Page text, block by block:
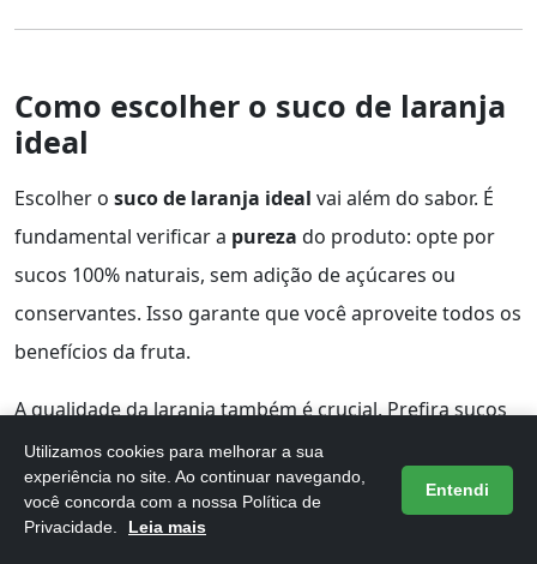
Como escolher o suco de laranja
ideal
Escolher o suco de laranja ideal vai além do sabor. É
fundamental verificar a pureza do produto: opte por
sucos 100% naturais, sem adição de açúcares ou
conservantes. Isso garante que você aproveite todos os
benefícios da fruta.
A qualidade da laranja também é crucial. Prefira sucos
feitos de frutas frescas e da estação, que possuem
mais nutrientes e um sabor mais intenso. Além disso,
observe adata de validade
Utilizamos cookies para melhorar a sua
experiência no site. Ao continuar navegando,
você concorda com a nossa Política de
Privacidade.
Leia mais
Entendi